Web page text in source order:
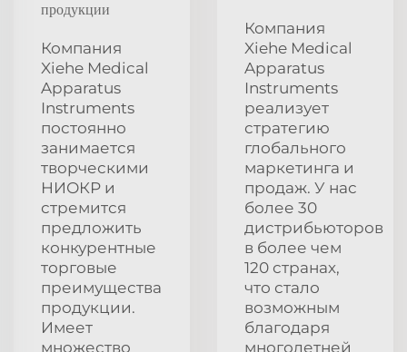
продукции
Компания
Xiehe Medical
Apparatus
Instruments
постоянно
занимается
творческими
НИОКР и
стремится
предложить
конкурентные
торговые
преимущества
продукции.
Имеет
множество
Компания
Xiehe Medical
Apparatus
Instruments
реализует
стратегию
глобального
маркетинга и
продаж. У нас
более 30
дистрибьюторов
в более чем
120 странах,
что стало
возможным
благодаря
многолетней